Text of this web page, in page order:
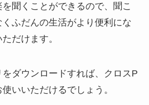
聞くことができるので、聞こ
ふだんの生活がより便利にな
だけます。
ダウンロードすれば、クロスP
いいただけるでしょう。